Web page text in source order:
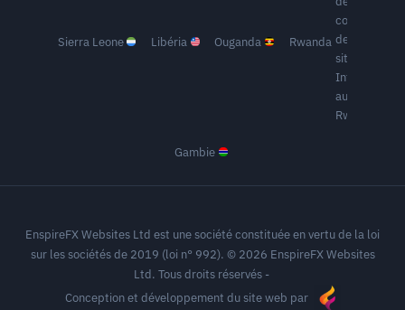
Sierra Leone Libéria Ouganda Rwanda
Gambie
EnspireFX Websites Ltd est une société constituée en vertu de la loi
sur les sociétés de 2019 (loi n° 992). © 2026 EnspireFX Websites
Ltd. Tous droits réservés -
Conception et développement du site web par